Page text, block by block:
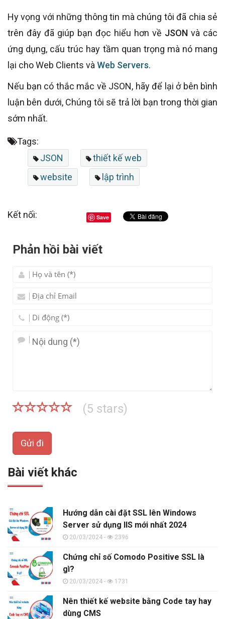
Hy vọng với những thông tin mà chúng tôi đã chia sẻ
trên đây đã giúp bạn đọc hiểu hơn về JSON và các
ứng dụng, cấu trúc hay tầm quan trọng mà nó mang
lại cho Web Clients và Web Servers.
Nếu bạn có thắc mắc về JSON, hãy để lại ở bên bình
luận bên dưới, Chúng tôi sẽ trả lời bạn trong thời gian
sớm nhất.
Tags:
JSON
thiết kế web
website
lập trình
Kết nối: Save
Phản hồi bài viết
(5 stars)
Gửi đi
Bài viết khác
Hướng dẫn cài đặt SSL lên Windows
Server sử dụng IIS mới nhất 2024
20/03/2024 - 2396
Chứng chỉ số Comodo Positive SSL là
gì?
20/03/2024 - 1731
Nên thiết kế website bằng Code tay hay
dùng CMS